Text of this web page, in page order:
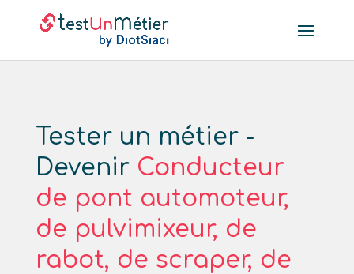
Tester un métier -
Devenir Conducteur
de pont automoteur,
de pulvimixeur, de
rabot, de scraper, de